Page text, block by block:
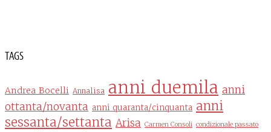
TAGS
Andrea Bocelli Annalisa anni duemila anni
ottanta/novanta anni quaranta/cinquanta anni
sessanta/settanta Arisa Carmen Consoli condizionale passato